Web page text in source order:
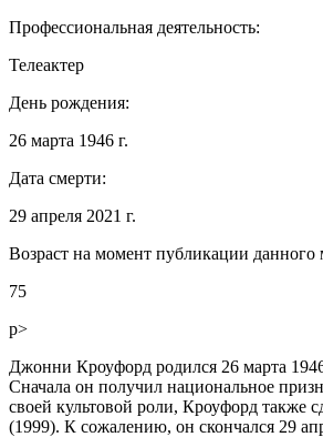
Профессиональная деятельность:
Телеактер
День рождения:
26 марта 1946 г.
Дата смерти:
29 апреля 2021 г.
Возраст на момент публикации данного
75
p>
Джонни Кроуфорд родился 26 марта
Сначала он получил национальное
своей культовой роли, Кроуфорд также
(1999). К сожалению, он скончался 29